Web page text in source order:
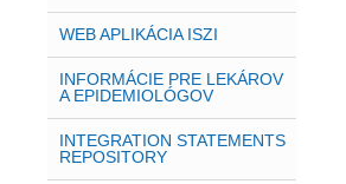
WEB APLIKÁCIA ISZI
INFORMÁCIE PRE LEKÁROV
A EPIDEMIOLÓGOV
INTEGRATION STATEMENTS
REPOSITORY